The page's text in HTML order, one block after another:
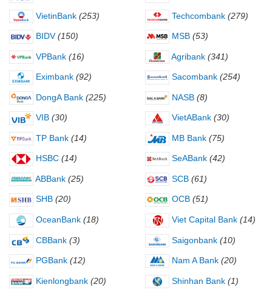
VietinBank (253) Techcombank (279)
BIDV (150) MSB (53)
VPBank (16) Agribank (341)
Eximbank (92) Sacombank (254)
DongA Bank (225) NASB (8)
VIB (30) VietABank (30)
TP Bank (14) MB Bank (75)
HSBC (14) SeABank (42)
ABBank (25) SCB (61)
SHB (20) OCB (51)
OceanBank (18) Viet Capital Bank (14)
CBBank (3) Saigonbank (10)
PGBank (12) Nam A Bank (20)
Kienlongbank (20) Shinhan Bank (1)